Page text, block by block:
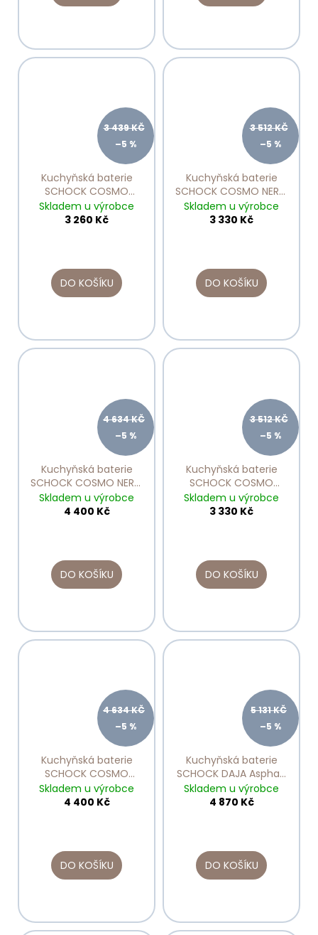
3 439 KČ
–5 %
Kuchyňská baterie
SCHOCK COSMO
chrom 525122
Skladem u výrobce
3 260 Kč
DO KOŠÍKU
3 512 KČ
–5 %
Kuchyňská baterie
SCHOCK COSMO NERO
525001
Skladem u výrobce
3 330 Kč
DO KOŠÍKU
4 634 KČ
–5 %
Kuchyňská baterie
SCHOCK COSMO NERO
525122
Skladem u výrobce
4 400 Kč
DO KOŠÍKU
3 512 KČ
–5 %
Kuchyňská baterie
SCHOCK COSMO
ONYX 525001
Skladem u výrobce
3 330 Kč
DO KOŠÍKU
4 634 KČ
–5 %
Kuchyňská baterie
SCHOCK COSMO
ONYX 525122
Skladem u výrobce
4 400 Kč
DO KOŠÍKU
5 131 KČ
–5 %
Kuchyňská baterie
SCHOCK DAJA Asphalt
522000
Skladem u výrobce
4 870 Kč
DO KOŠÍKU